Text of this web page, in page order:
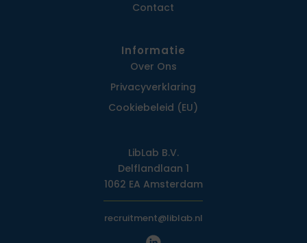
Contact
Informatie
Over Ons
Privacy­verklaring
Cookiebeleid (EU)
LibLab B.V.
Delflandlaan 1
1062 EA Amsterdam
recruitment@liblab.nl